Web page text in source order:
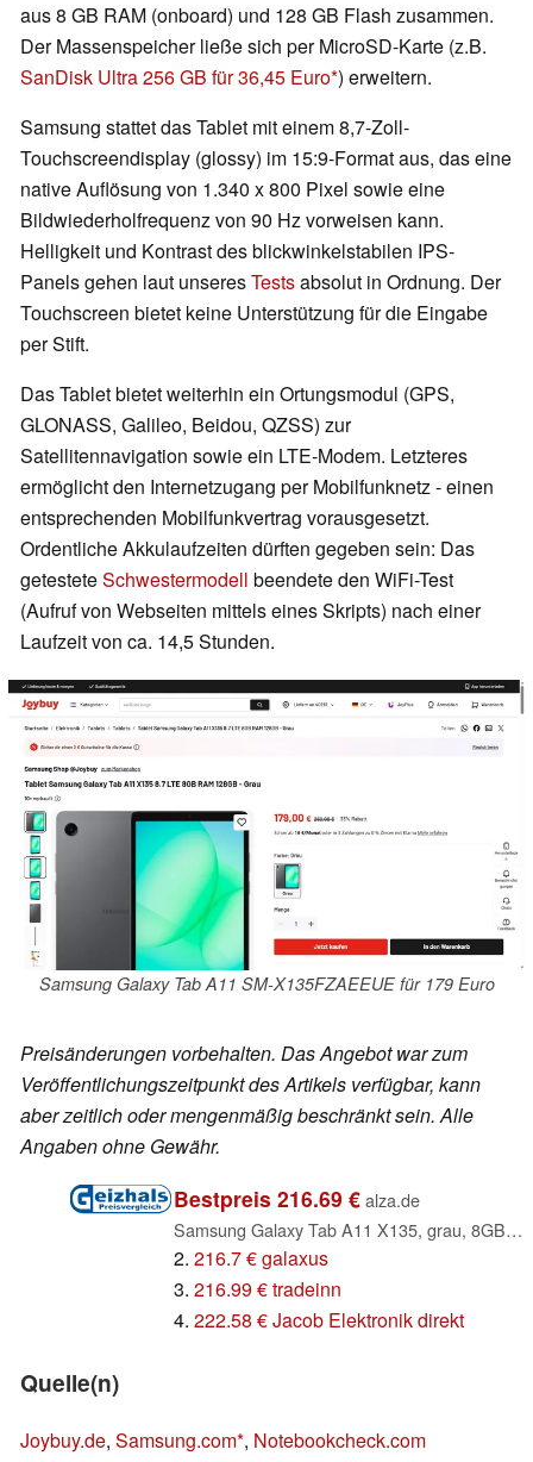
aus 8 GB RAM (onboard) und 128 GB Flash zusammen.
Der Massenspeicher ließe sich per MicroSD-Karte (z.B.
SanDisk Ultra 256 GB für 36,45 Euro ) erweitern.
Samsung stattet das Tablet mit einem 8,7-Zoll-
Touchscreendisplay (glossy) im 15:9-Format aus, das eine
native Auflösung von 1.340 x 800 Pixel sowie eine
Bildwiederholfrequenz von 90 Hz vorweisen kann.
Helligkeit und Kontrast des blickwinkelstabilen IPS-
Panels gehen laut unseresTestsabsolut in Ordnung. Der
Touchscreen bietet keine Unterstützung für die Eingabe
per Stift.
Das Tablet bietet weiterhin ein Ortungsmodul (GPS,
GLONASS, Galileo, Beidou, QZSS) zur
Satellitennavigation sowie ein LTE-Modem. Letzteres
ermöglicht den Internetzugang per Mobilfunknetz - einen
entsprechenden Mobilfunkvertrag vorausgesetzt.
Ordentliche Akkulaufzeiten dürften gegeben sein: Das
getesteteSchwestermodell beendete den WiFi-Test
(Aufruf von Webseiten mittels eines Skripts) nach einer
Laufzeit von ca. 14,5 Stunden.
Samsung Galaxy Tab A11 SM-X135FZAEEUE für 179 Euro
Preisänderungen vorbehalten. Das Angebot war zum
Veröffentlichungszeitpunkt des Artikels verfügbar, kann
aber zeitlich oder mengenmäßig beschränkt sein. Alle
Angaben ohne Gewähr.
Bestpreis 216.69 € alza.de
Samsung Galaxy Tab A11 X135, grau, 8GB RAM, 128GB, LTE (SM-X135FZAEEUB / SM-X135FZAEEUE)
2. 216.7 € galaxus
3. 216.99 € tradeinn
4. 222.58 € Jacob Elektronik direkt
Quelle(n)
Joybuy.de, Samsung.com , Notebookcheck.com